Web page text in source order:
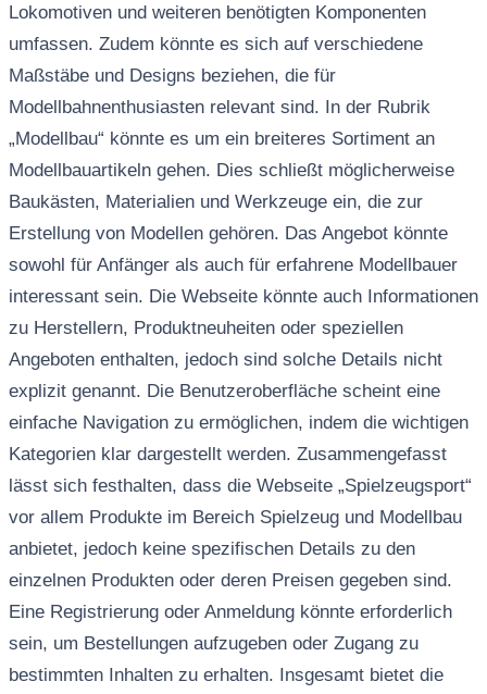
Lokomotiven und weiteren benötigten Komponenten
umfassen. Zudem könnte es sich auf verschiedene
Maßstäbe und Designs beziehen, die für
Modellbahnenthusiasten relevant sind. In der Rubrik
„Modellbau“ könnte es um ein breiteres Sortiment an
Modellbauartikeln gehen. Dies schließt möglicherweise
Baukästen, Materialien und Werkzeuge ein, die zur
Erstellung von Modellen gehören. Das Angebot könnte
sowohl für Anfänger als auch für erfahrene Modellbauer
interessant sein. Die Webseite könnte auch Informationen
zu Herstellern, Produktneuheiten oder speziellen
Angeboten enthalten, jedoch sind solche Details nicht
explizit genannt. Die Benutzeroberfläche scheint eine
einfache Navigation zu ermöglichen, indem die wichtigen
Kategorien klar dargestellt werden. Zusammengefasst
lässt sich festhalten, dass die Webseite „Spielzeugsport“
vor allem Produkte im Bereich Spielzeug und Modellbau
anbietet, jedoch keine spezifischen Details zu den
einzelnen Produkten oder deren Preisen gegeben sind.
Eine Registrierung oder Anmeldung könnte erforderlich
sein, um Bestellungen aufzugeben oder Zugang zu
bestimmten Inhalten zu erhalten. Insgesamt bietet die